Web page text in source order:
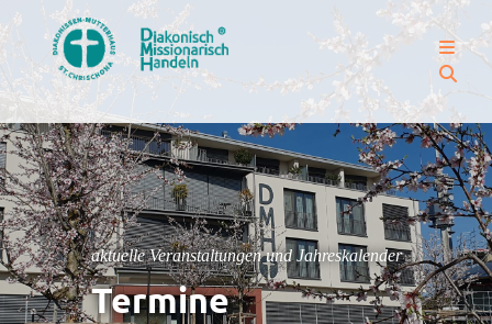
aktuelle Veranstaltungen und Jahreskalender
Termine